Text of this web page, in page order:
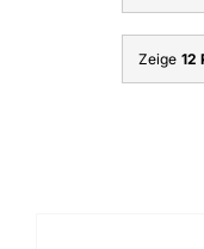
Zeige 12